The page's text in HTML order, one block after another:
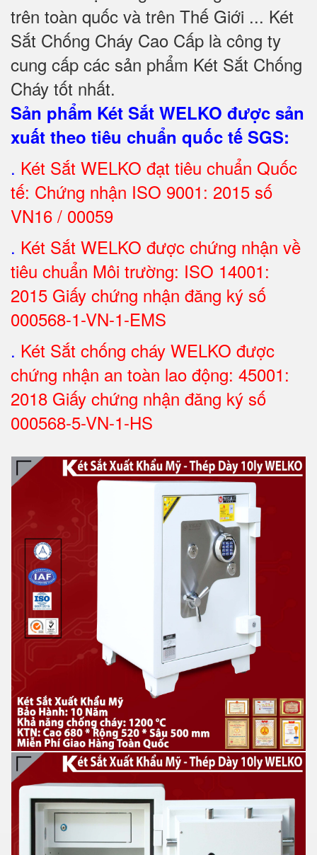
trên toàn quốc và trên Thế Giới ... Két
Sắt Chống Cháy Cao Cấp là công ty
cung cấp các sản phẩm Két Sắt Chống
Cháy tốt nhất.
Sản phẩm Két Sắt WELKO được sản
xuất theo tiêu chuẩn quốc tế SGS:
. Két Sắt WELKO đạt tiêu chuẩn Quốc
tế: Chứng nhận ISO 9001: 2015 số
VN16 / 00059
. Két Sắt WELKO được chứng nhận về
tiêu chuẩn Môi trường: ISO 14001:
2015 Giấy chứng nhận đăng ký số
000568-1-VN-1-EMS
. Két Sắt chống cháy WELKO được
chứng nhận an toàn lao động: 45001:
2018 Giấy chứng nhận đăng ký số
000568-5-VN-1-HS